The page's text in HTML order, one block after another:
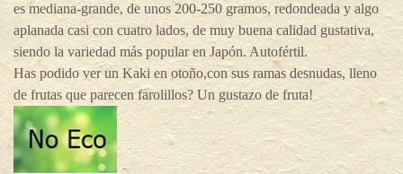
es mediana-grande, de unos 200-250 gramos, redondeada y algo
aplanada casi con cuatro lados, de muy buena calidad gustativa,
siendo la variedad más popular en Japón. Autofértil.
Has podido ver un Kaki en otoño,con sus ramas desnudas, lleno
de frutas que parecen farolillos? Un gustazo de fruta!